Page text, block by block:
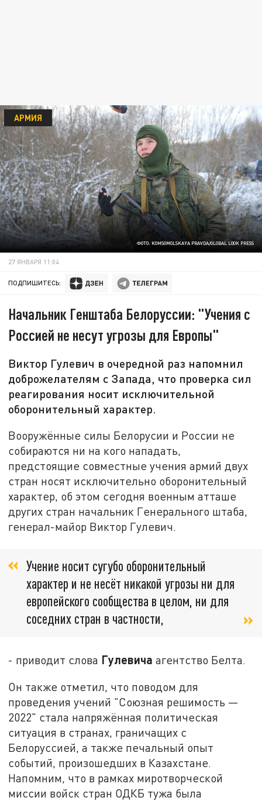
ФОТО: KOMSOMOLSKAYA PRAVDA/GLOBAL LOOK PRESS
АРМИЯ
27 ЯНВАРЯ 11:04
ПОДПИШИТЕСЬ:
Начальник Генштаба Белоруссии: "Учения с
Россией не несут угрозы для Европы"
Виктор Гулевич в очередной раз напомнил
доброжелателям с Запада, что проверка сил
реагирования носит исключительной
оборонительный характер.
Вооружённые силы Белорусии и России не
собираются ни на кого нападать,
предстоящие совместные учения армий двух
стран носят исключительно оборонительный
характер, об этом сегодня военным атташе
других стран начальник Генерального штаба,
генерал-майор Виктор Гулевич.
Учение носит сугубо оборонительный
характер и не несёт никакой угрозы ни для
европейского сообщества в целом, ни для
соседних стран в частности,
- приводит слова Гулевича агентство Белта.
Он также отметил, что поводом для
проведения учений "Союзная решимость —
2022" стала напряжённая политическая
ситуация в странах, граничащих с
Белоруссией, а также печальный опыт
событий, произошедших в Казахстане.
Напомним, что в рамках миротворческой
миссии войск стран ОДКБ тужа была